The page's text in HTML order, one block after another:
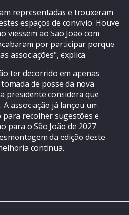
representadas e trouxeram
espaços de convívio. Houve
viessem ao São João com
por participar porque
associações", explica.
ter decorrido em apenas
de posse da nova
presidente considera que
associação já lançou um
recolher sugestões e
para o São João de 2027
da edição deste
contínua.